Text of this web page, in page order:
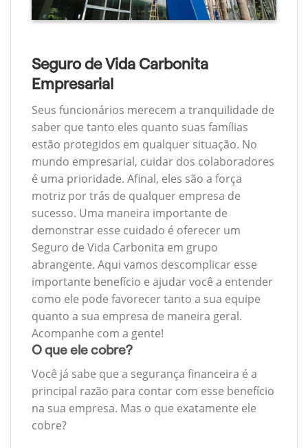
Seguro de Vida Carbonita
Empresarial
Seus funcionários merecem a tranquilidade de
saber que tanto eles quanto suas famílias
estão protegidos em qualquer situação. No
mundo empresarial, cuidar dos colaboradores
é uma prioridade. Afinal, eles são a força
motriz por trás de qualquer empresa de
sucesso. Uma maneira importante de
demonstrar esse cuidado é oferecer um
Seguro de Vida Carbonita em grupo
abrangente. Aqui vamos descomplicar esse
importante benefício e ajudar você a entender
como ele pode favorecer tanto a sua equipe
quanto a sua empresa de maneira geral.
Acompanhe com a gente!
O que ele cobre?
Você já sabe que a segurança financeira é a
principal razão para contar com esse benefício
na sua empresa. Mas o que exatamente ele
cobre?